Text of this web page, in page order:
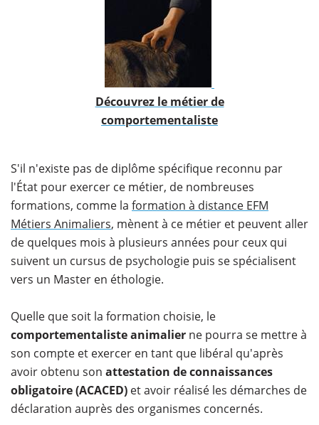
​Découvrez le métier de
comportementaliste
S'il n'existe pas de diplôme spécifique reconnu par
l'État pour exercer ce métier, de nombreuses
formations, comme la formation à distance EFM
Métiers Animaliers, mènent à ce métier et peuvent aller
de quelques mois à plusieurs années pour ceux qui
suivent un cursus de psychologie puis se spécialisent
vers un Master en éthologie.
Quelle que soit la formation choisie, le
comportementaliste animalier ne pourra se mettre à
son compte et exercer en tant que libéral qu'après
avoir obtenu son attestation de connaissances
obligatoire (ACACED) et avoir réalisé les démarches de
déclaration auprès des organismes concernés.